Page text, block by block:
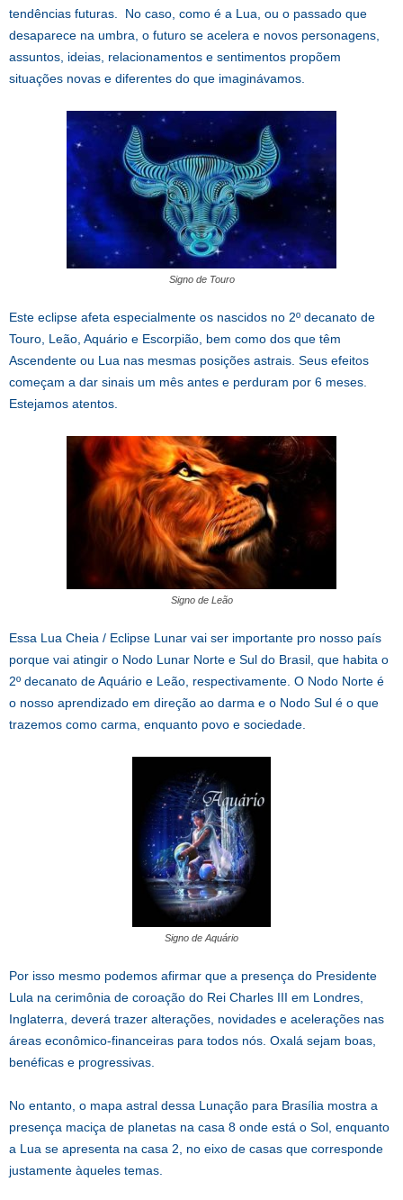
tendências futuras. No caso, como é a Lua, ou o passado que
desaparece na umbra, o futuro se acelera e novos personagens,
assuntos, ideias, relacionamentos e sentimentos propõem
situações novas e diferentes do que imaginávamos.
Signo de Touro
Este eclipse afeta especialmente os nascidos no 2º decanato de
Touro, Leão, Aquário e Escorpião, bem como dos que têm
Ascendente ou Lua nas mesmas posições astrais. Seus efeitos
começam a dar sinais um mês antes e perduram por 6 meses.
Estejamos atentos.
Signo de Leão
Essa Lua Cheia / Eclipse Lunar vai ser importante pro nosso país
porque vai atingir o Nodo Lunar Norte e Sul do Brasil, que habita o
2º decanato de Aquário e Leão, respectivamente. O Nodo Norte é
o nosso aprendizado em direção ao darma e o Nodo Sul é o que
trazemos como carma, enquanto povo e sociedade.
Signo de Aquário
Por isso mesmo podemos afirmar que a presença do Presidente
Lula na cerimônia de coroação do Rei Charles III em Londres,
Inglaterra, deverá trazer alterações, novidades e acelerações nas
áreas econômico-financeiras para todos nós. Oxalá sejam boas,
benéficas e progressivas.
No entanto, o mapa astral dessa Lunação para Brasília mostra a
presença maciça de planetas na casa 8 onde está o Sol, enquanto
a Lua se apresenta na casa 2, no eixo de casas que corresponde
justamente àqueles temas.